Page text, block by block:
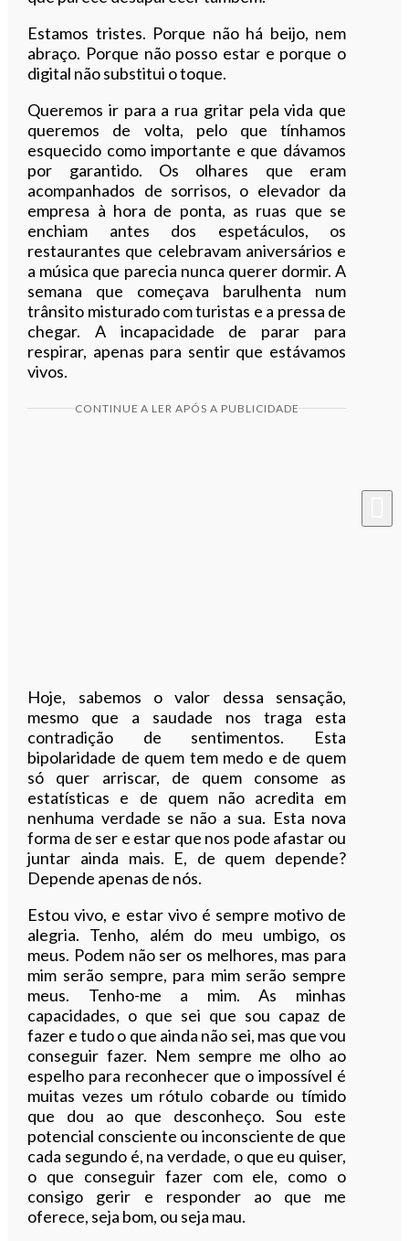
Estamos tristes. Porque não há beijo, nem
abraço. Porque não posso estar e porque o
digital não substitui o toque.
Queremos ir para a rua gritar pela vida que
queremos de volta, pelo que tínhamos
esquecido como importante e que dávamos
por garantido. Os olhares que eram
acompanhados de sorrisos, o elevador da
empresa à hora de ponta, as ruas que se
enchiam antes dos espetáculos, os
restaurantes que celebravam aniversários e
a música que parecia nunca querer dormir. A
semana que começava barulhenta num
trânsito misturado com turistas e a pressa de
chegar. A incapacidade de parar para
respirar, apenas para sentir que estávamos
vivos.
CONTINUE A LER APÓS A PUBLICIDADE
Hoje, sabemos o valor dessa sensação,
mesmo que a saudade nos traga esta
contradição de sentimentos. Esta
bipolaridade de quem tem medo e de quem
só quer arriscar, de quem consome as
estatísticas e de quem não acredita em
nenhuma verdade se não a sua. Esta nova
forma de ser e estar que nos pode afastar ou
juntar ainda mais. E, de quem depende?
Depende apenas de nós.
Estou vivo, e estar vivo é sempre motivo de
alegria. Tenho, além do meu umbigo, os
meus. Podem não ser os melhores, mas para
mim serão sempre, para mim serão sempre
meus. Tenho-me a mim. As minhas
capacidades, o que sei que sou capaz de
fazer e tudo o que ainda não sei, mas que vou
conseguir fazer. Nem sempre me olho ao
espelho para reconhecer que o impossível é
muitas vezes um rótulo cobarde ou tímido
que dou ao que desconheço. Sou este
potencial consciente ou inconsciente de que
cada segundo é, na verdade, o que eu quiser,
o que conseguir fazer com ele, como o
consigo gerir e responder ao que me
oferece, seja bom, ou seja mau.